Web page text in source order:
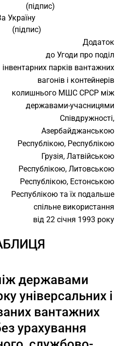
(підпис)
За Україну
                                                 (підпис)
Додаток
до Угоди про поділ
інвентарних парків вантажних
вагонів і контейнерів
колишнього МШС СРСР між
державами-учасницями
Співдружності,
Азербайджанською
Республікою, Республікою
Грузія, Латвійською
Республікою, Литовською
Республікою, Естонською
Республікою та їх подальше
спільне використання
від 22 січня 1993 року
державами
універсальних і
вантажних
урахування